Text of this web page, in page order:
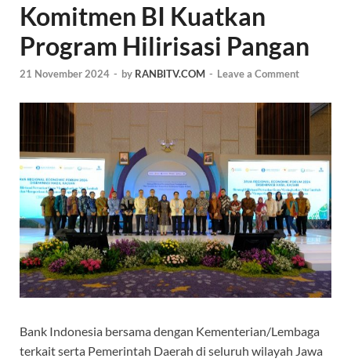
Komitmen BI Kuatkan
Program Hilirisasi Pangan
21 November 2024 - by RANBITV.COM - Leave a Comment
Bank Indonesia bersama dengan Kementerian/Lembaga
terkait serta Pemerintah Daerah di seluruh wilayah Jawa